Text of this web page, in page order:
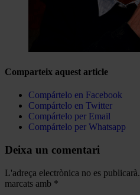
Comparteix aquest article
Compártelo en Facebook
Compártelo en Twitter
Compártelo per Email
Compártelo per Whatsapp
Deixa un comentari
L'adreça electrònica no es publicarà.
marcats amb *